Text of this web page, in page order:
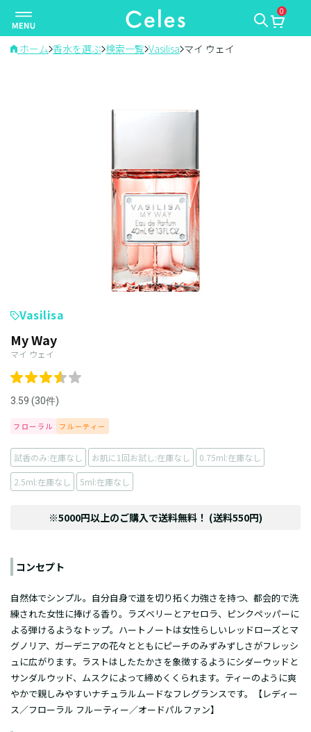
ナ
ビ
ゲ
0
ホーム 香水を選ぶ 検索一覧 Vasilisa マイ ウェイ
Vasilisa
My Way
マイ ウェイ
3.59 (30件)
フローラル フルーティー
試香のみ:在庫なし お肌に1回お試し:在庫なし 0.75ml:在庫なし
2.5ml:在庫なし 5ml:在庫なし
※5000円以上のご購入で送料無料！ (送料550円)
コンセプト
自然体でシンプル。自分自身で道を切り拓く力強さを持つ、都会的で洗
練された女性に捧げる香り。ラズベリーとアセロラ、ピンクペッパーに
よる弾けるようなトップ。ハートノートは女性らしいレッドローズとマ
グノリア、ガーデニアの花々とともにピーチのみずみずしさがフレッシ
ュに広がります。ラストはしたたかさを象徴するようにシダーウッドと
サンダルウッド、ムスクによって締めくくられます。ティーのように爽
やかで親しみやすいナチュラルムードなフレグランスです。【レディー
ス／フローラル フルーティー／オードパルファン】